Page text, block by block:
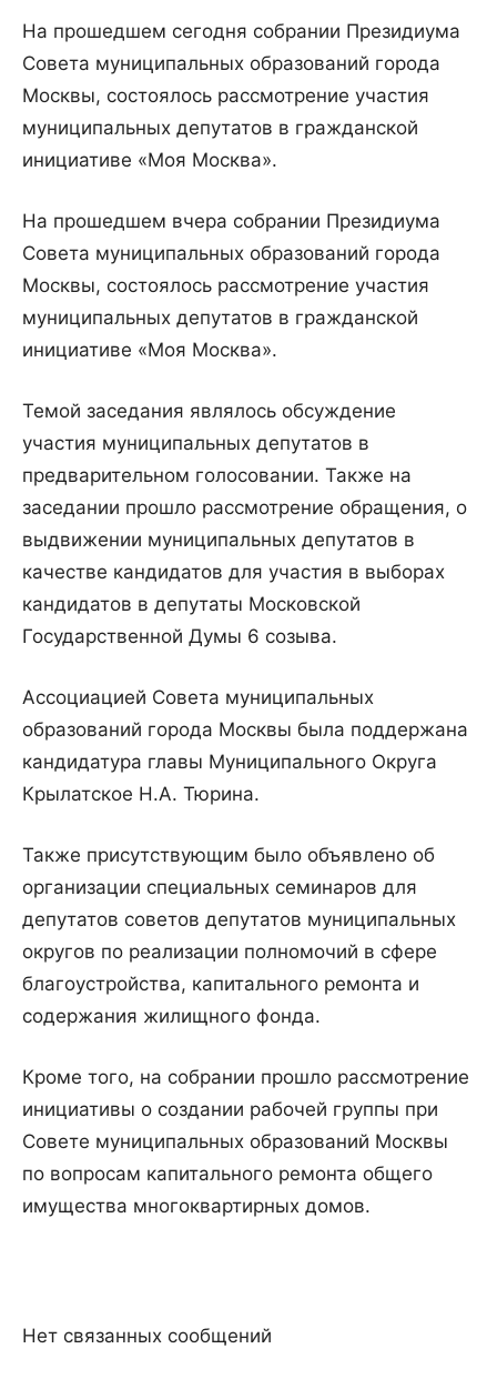
На прошедшем сегодня собрании Президиума
Совета муниципальных образований города
Москвы, состоялось рассмотрение участия
муниципальных депутатов в гражданской
инициативе «Моя Москва».
На прошедшем вчера собрании Президиума
Совета муниципальных образований города
Москвы, состоялось рассмотрение участия
муниципальных депутатов в гражданской
инициативе «Моя Москва».
Темой заседания являлось обсуждение
участия муниципальных депутатов в
предварительном голосовании. Также на
заседании прошло рассмотрение обращения, о
выдвижении муниципальных депутатов в
качестве кандидатов для участия в выборах
кандидатов в депутаты Московской
Государственной Думы 6 созыва.
Ассоциацией Совета муниципальных
образований города Москвы была поддержана
кандидатура главы Муниципального Округа
Крылатское Н.А. Тюрина.
Также присутствующим было объявлено об
организации специальных семинаров для
депутатов советов депутатов муниципальных
округов по реализации полномочий в сфере
благоустройства, капитального ремонта и
содержания жилищного фонда.
Кроме того, на собрании прошло рассмотрение
инициативы о создании рабочей группы при
Совете муниципальных образований Москвы
по вопросам капитального ремонта общего
имущества многоквартирных домов.
Нет связанных сообщений